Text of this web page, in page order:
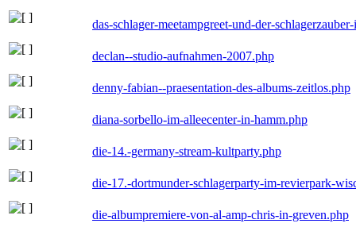
das-schlager-meetampgreet-und-der-
declan--studio-aufnahmen-2007.php
denny-fabian--praesentation-des-albums-zeitlos.php
diana-sorbello-im-alleecenter-in-hamm.php
die-14.-germany-stream-kultparty.php
die-17.-dortmunder-schlagerparty-im-revierpark-
die-albumpremiere-von-al-amp-chris-in-greven.php